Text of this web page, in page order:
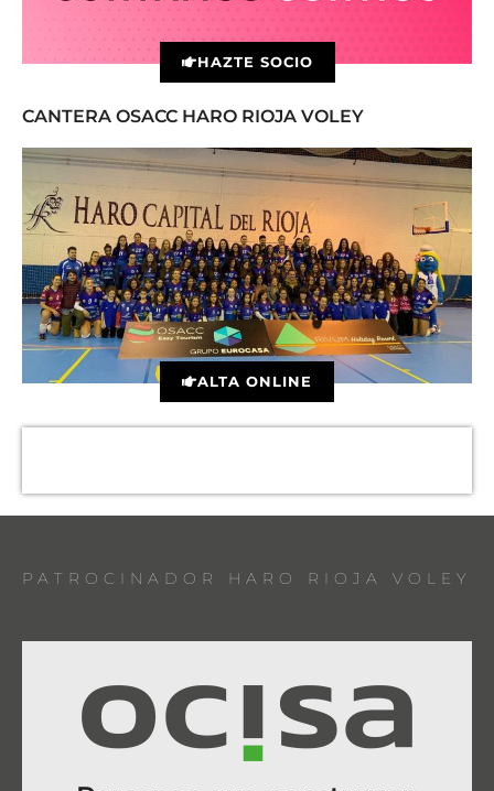
HAZTE SOCIO
CANTERA OSACC HARO RIOJA VOLEY
ALTA ONLINE
PATROCINADOR HARO RIOJA VOLEY